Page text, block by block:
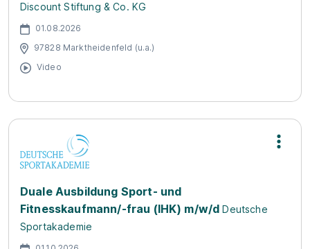
Discount Stiftung & Co. KG
01.08.2026
97828 Marktheidenfeld (u.a.)
Video
Duale Ausbildung Sport- und
Fitnesskaufmann/-frau (IHK) m/w/d Deutsche
Sportakademie